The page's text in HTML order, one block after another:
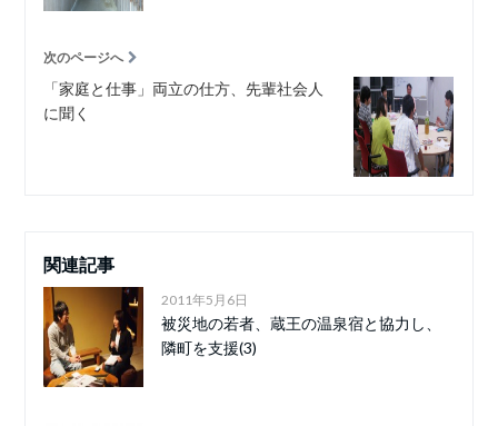
次のページへ
「家庭と仕事」両立の仕方、先輩社会人
に聞く
関連記事
2011年5月6日
被災地の若者、蔵王の温泉宿と協力し、
隣町を支援(3)